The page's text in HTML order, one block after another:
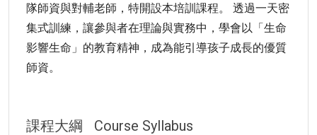
隊師資與對輔老師，特開設本培訓課程。 透過一天密
集式訓練，讓參與者在理論與實務中，學會以「生命
影響生命」的教育精神，成為能引導孩子成長的優質
師資。
課程大綱 Course Syllabus